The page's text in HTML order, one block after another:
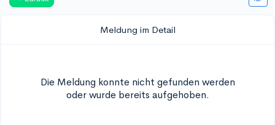
Meldung im Detail
Die Meldung konnte nicht gefunden werden
oder wurde bereits aufgehoben.